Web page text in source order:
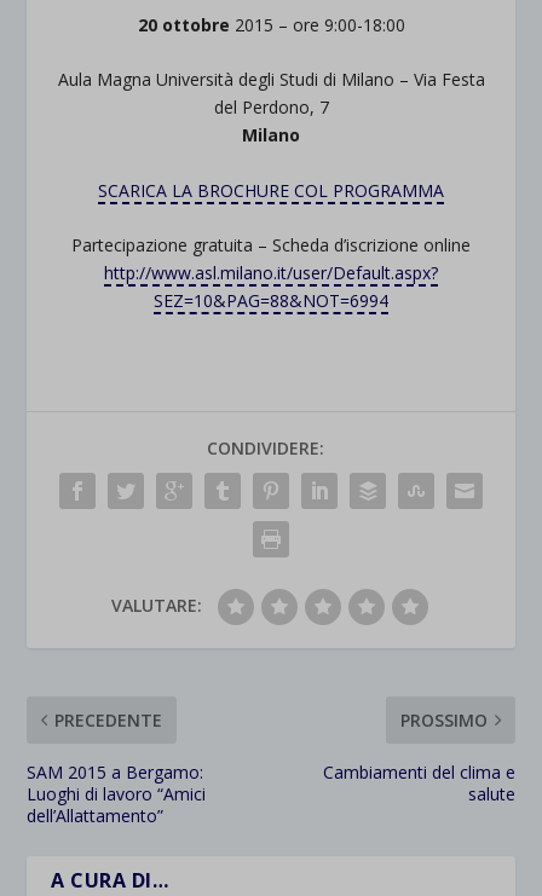
20 ottobre 2015 – ore 9:00-18:00
Aula Magna Università degli Studi di Milano – Via Festa
del Perdono, 7
Milano
SCARICA LA BROCHURE COL PROGRAMMA
Partecipazione gratuita – Scheda d’iscrizione online
http://www.asl.milano.it/user/Default.aspx?
SEZ=10&PAG=88&NOT=6994
CONDIVIDERE:
VALUTARE:
PRECEDENTE
SAM 2015 a Bergamo:
Luoghi di lavoro “Amici
dell’Allattamento”
PROSSIMO
Cambiamenti del clima e
salute
A CURA DI…